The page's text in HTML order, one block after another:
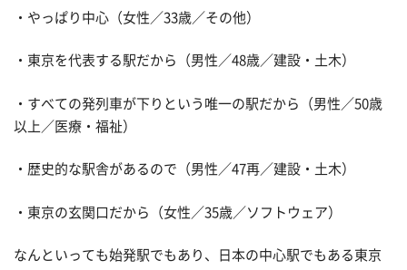
・やっぱり中心（女性／33歳／その他）
・東京を代表する駅だから（男性／48歳／建設・土木）
・すべての発列車が下りという唯一の駅だから（男性／50歳
以上／医療・福祉）
・歴史的な駅舎があるので（男性／47再／建設・土木）
・東京の玄関口だから（女性／35歳／ソフトウェア）
なんといっても始発駅でもあり、日本の中心駅でもある東京